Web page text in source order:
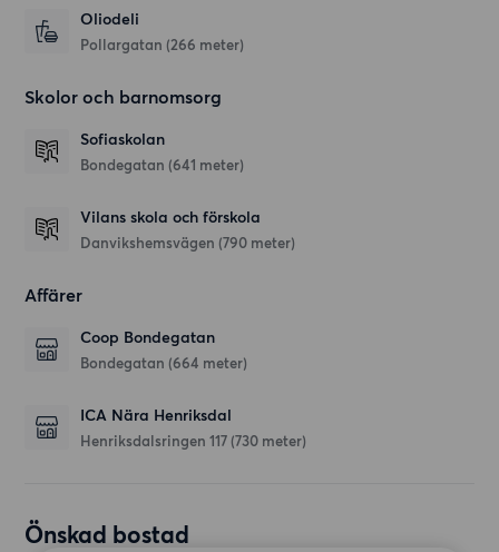
Oliodeli
Pollargatan (266 meter)
Skolor och barnomsorg
Sofiaskolan
Bondegatan (641 meter)
Vilans skola och förskola
Danvikshemsvägen (790 meter)
Affärer
Coop Bondegatan
Bondegatan (664 meter)
ICA Nära Henriksdal
Henriksdalsringen 117 (730 meter)
Önskad bostad